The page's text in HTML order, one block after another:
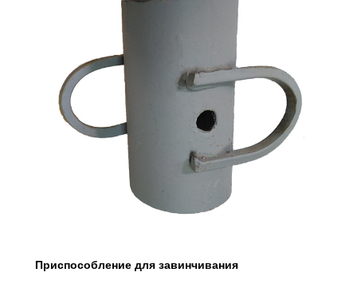
Приспособление для завинчивания